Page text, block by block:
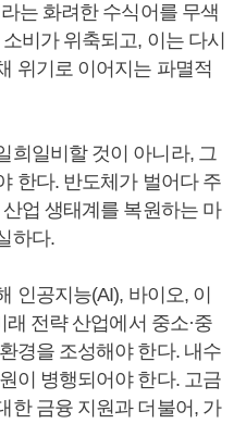
는 화려한 수식어를 무색
비가 위축되고, 이는 다시
위기로 이어지는 파멸적
희일비할 것이 아니라, 그
한다. 반도체가 벌어다 주
업 생태계를 복원하는 마
하다.
인공지능(AI), 바이오, 이
전략 산업에서 중소·중
경을 조성해야 한다. 내수
이 병행되어야 한다. 고금
한 금융 지원과 더불어, 가